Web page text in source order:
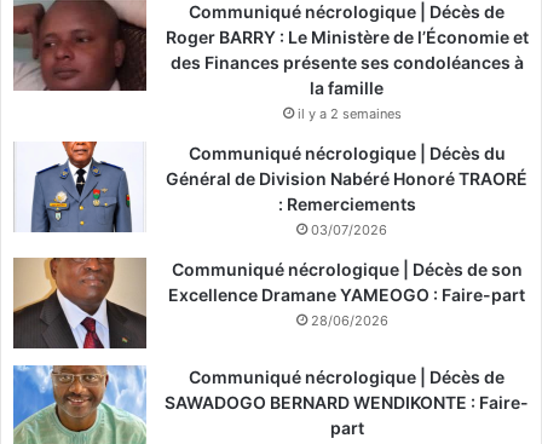
Communiqué nécrologique | Décès de
Roger BARRY : Le Ministère de l’Économie et
des Finances présente ses condoléances à
la famille
il y a 2 semaines
Communiqué nécrologique | Décès du
Général de Division Nabéré Honoré TRAORÉ
: Remerciements
03/07/2026
Communiqué nécrologique | Décès de son
Excellence Dramane YAMEOGO : Faire-part
28/06/2026
Communiqué nécrologique | Décès de
SAWADOGO BERNARD WENDIKONTE : Faire-
part